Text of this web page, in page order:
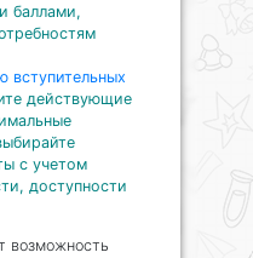
баллами,
вступительных
действующие
с учетом
доступности
возможность